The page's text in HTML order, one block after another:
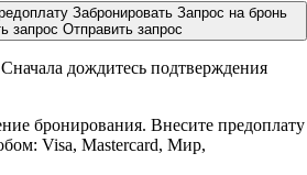
Забронировать Запрос на бронь
запрос Отправить запрос
дождитесь подтверждения
бронирования. Внесите предоплату
Visa, Mastercard, Мир,